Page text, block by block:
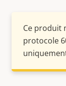
Ce produit
protocole